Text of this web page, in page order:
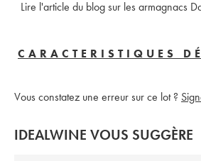
CARACTERISTIQUES
Vous constatez une erreur sur ce lot ?
IDEALWINE VOUS SUGGÈRE